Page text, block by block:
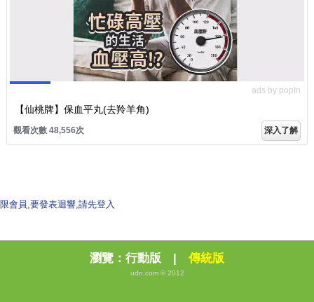
ads by popIn
【仙桃牌】保血平丸(去羚羊角)
觀看次數 48,556次 深入了解
限會員,要發表迴響,請先登入
瀏覽： 行動版 | 傳統版
udn.com © 2012